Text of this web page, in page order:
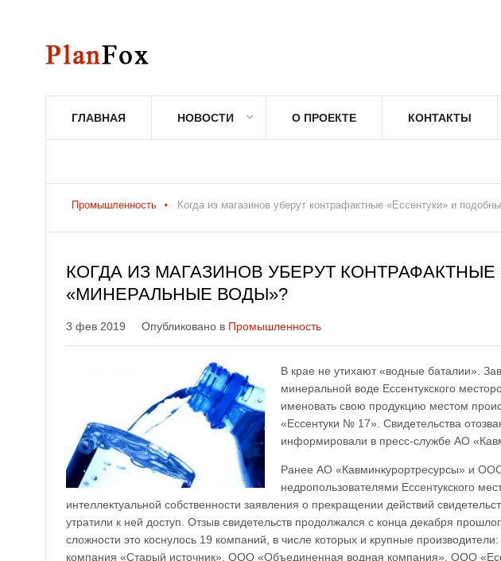
ГЛАВНАЯ НОВОСТИ О ПРОЕКТЕ КОНТАКТЫ
Промышленность Когда из магазинов уберут контрафактные «Ессентуки» и
КОГДА ИЗ МАГАЗИНОВ УБЕРУТ
«МИНЕРАЛЬНЫЕ ВОДЫ»?
3 фев 2019 Опубликовано в Промышленность
В крае не утихают «водные баталии».
минеральной воде Ессентукского
именовать свою продукцию местом
«Ессентуки № 17». Свидетельства
информировали в пресс-службе АО
Ранее АО «Кавминкурортресурсы» и
недропользователями Ессентукского
интеллектуальной собственности заявления о прекращении действий
утратили к ней доступ. Отзыв свидетельств продолжался с конца декабря
сложности это коснулось 19 компаний, в числе которых и крупные
компания «Старый источник», ООО «Объединенная водная компания», ООО